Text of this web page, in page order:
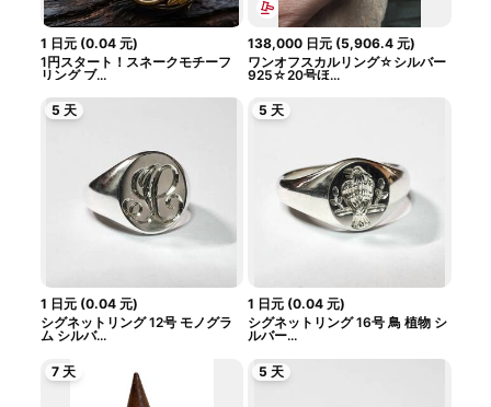
1 日元(0.04 元)
1円スタート！スネークモチーフ
リング ブ...
138,000 日元 (5,906.4 元)
ワンオフスカルリング☆シルバー
925☆20号ほ...
5 天
1 日元(0.04 元)
シグネットリング 12号 モノグラ
ム シルバ...
5 天
1 日元 (0.04 元)
シグネットリング 16号 鳥 植物 シ
ルバー...
7 天 5 天